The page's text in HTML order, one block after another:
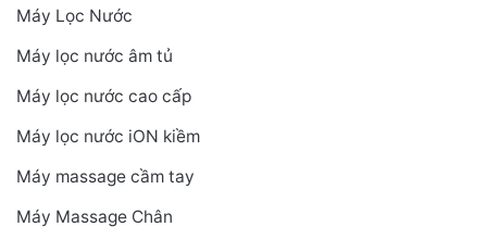
Máy Lọc Nước
Máy lọc nước âm tủ
Máy lọc nước cao cấp
Máy lọc nước iON kiềm
Máy massage cầm tay
Máy Massage Chân